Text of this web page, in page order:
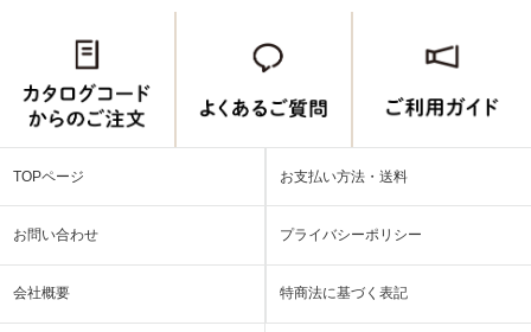
TOPページ お支払い方法・送料
お問い合わせ プライバシーポリシー
会社概要 特商法に基づく表記